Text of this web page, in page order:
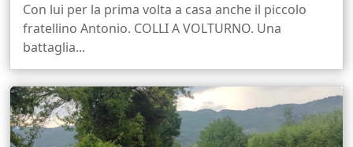
Con lui per la prima volta a casa anche il piccolo
fratellino Antonio. COLLI A VOLTURNO. Una
battaglia...